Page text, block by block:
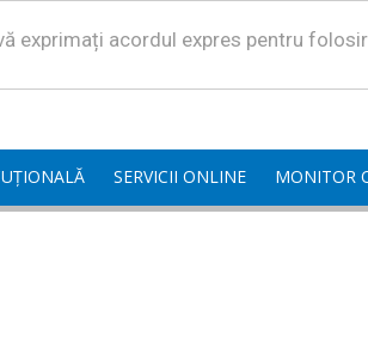
exprimați acordul expres pentru
SERVICII ONLINE MONITOR